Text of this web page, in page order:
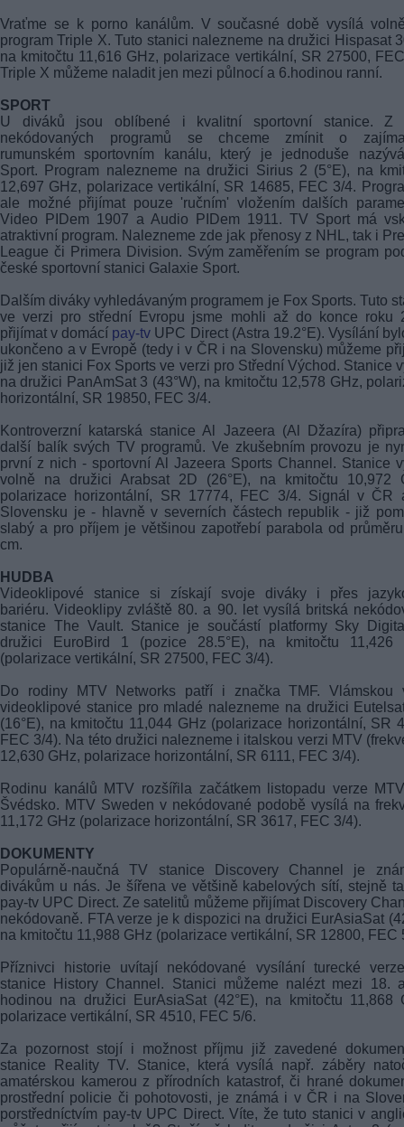
Vraťme se k porno kanálům. V současné době vysílá
program Triple X. Tuto stanici nalezneme na družici Hispasat
na kmitočtu 11,616 GHz, polarizace vertikální, SR 27500,
Triple X můžeme naladit jen mezi půlnocí a 6.hodinou ranní.
SPORT
U diváků jsou oblíbené i kvalitní sportovní stanice. Z
nekódovaných programů se chceme zmínit o
rumunském sportovním kanálu, který je jednoduše
Sport. Program nalezneme na družici Sirius 2 (5°E), na
12,697 GHz, polarizace vertikální, SR 14685, FEC 3/4.
ale možné přijímat pouze 'ručním' vložením dalších
Video PIDem 1907 a Audio PIDem 1911. TV Sport má
atraktivní program. Nalezneme zde jak přenosy z NHL, tak i
League či Primera Division. Svým zaměřením se program
české sportovní stanici Galaxie Sport.
Dalším diváky vyhledávaným programem je Fox Sports. Tuto
ve verzi pro střední Evropu jsme mohli až do konce roku
přijímat v domácí pay-tv UPC Direct (Astra 19.2°E). Vysílání
ukončeno a v Evropě (tedy i v ČR i na Slovensku) můžeme
již jen stanici Fox Sports ve verzi pro Střední Východ. Stanice
na družici PanAmSat 3 (43°W), na kmitočtu 12,578 GHz,
horizontální, SR 19850, FEC 3/4.
Kontroverzní katarská stanice Al Jazeera (Al Džazíra)
další balík svých TV programů. Ve zkušebním provozu je
první z nich - sportovní Al Jazeera Sports Channel. Stanice
volně na družici Arabsat 2D (26°E), na kmitočtu 10,972
polarizace horizontální, SR 17774, FEC 3/4. Signál v ČR
Slovensku je - hlavně v severních částech republik - již
slabý a pro příjem je většinou zapotřebí parabola od
cm.
HUDBA
Videoklipové stanice si získají svoje diváky i přes
bariéru. Videoklipy zvláště 80. a 90. let vysílá britská
stanice The Vault. Stanice je součástí platformy Sky
družici EuroBird 1 (pozice 28.5°E), na kmitočtu 11,426
(polarizace vertikální, SR 27500, FEC 3/4).
Do rodiny MTV Networks patří i značka TMF. Vlámskou
videoklipové stanice pro mladé nalezneme na družici
(16°E), na kmitočtu 11,044 GHz (polarizace horizontální, SR
FEC 3/4). Na této družici nalezneme i italskou verzi MTV
12,630 GHz, polarizace horizontální, SR 6111, FEC 3/4).
Rodinu kanálů MTV rozšířila začátkem listopadu verze
Švédsko. MTV Sweden v nekódované podobě vysílá na
11,172 GHz (polarizace horizontální, SR 3617, FEC 3/4).
DOKUMENTY
Populárně-naučná TV stanice Discovery Channel je
divákům u nás. Je šířena ve většině kabelových sítí, stejně
pay-tv UPC Direct. Ze satelitů můžeme přijímat Discovery
nekódovaně. FTA verze je k dispozici na družici EurAsiaSat
na kmitočtu 11,988 GHz (polarizace vertikální, SR 12800, FEC
Příznivci historie uvítají nekódované vysílání turecké
stanice History Channel. Stanici můžeme nalézt mezi 18.
hodinou na družici EurAsiaSat (42°E), na kmitočtu 11,868
polarizace vertikální, SR 4510, FEC 5/6.
Za pozornost stojí i možnost příjmu již zavedené
stanice Reality TV. Stanice, která vysílá např. záběry
amatérskou kamerou z přírodních katastrof, či hrané
prostřední policie či pohotovosti, je známá i v ČR i na
porstředníctvím pay-tv UPC Direct. Víte, že tuto stanici v